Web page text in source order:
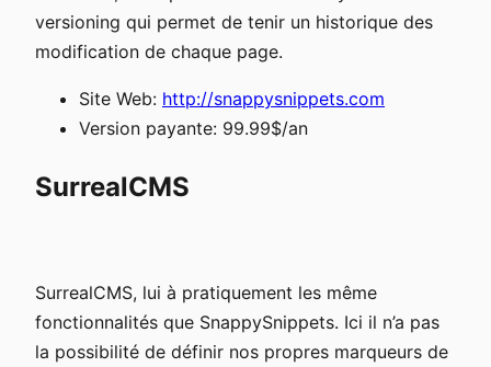
versioning qui permet de tenir un historique des
modification de chaque page.
Site Web: http://snappysnippets.com
Version payante: 99.99$/an
SurrealCMS
SurrealCMS, lui à pratiquement les même
fonctionnalités que SnappySnippets. Ici il n’a pas
la possibilité de définir nos propres marqueurs de